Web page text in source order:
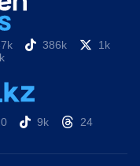
386k
1k
9k 24